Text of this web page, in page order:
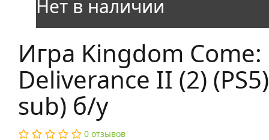
Игра Kingdom Come:
Deliverance II (2)
sub) б/у
0 отзывов